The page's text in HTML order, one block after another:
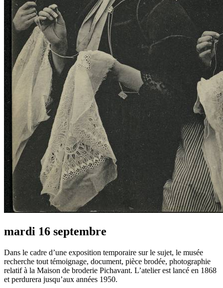
mardi 16 septembre
Dans le cadre d’une exposition temporaire sur le sujet, le musée
recherche tout témoignage, document, pièce brodée, photographie
relatif à la Maison de broderie Pichavant. L’atelier est lancé en 1868
et perdurera jusqu’aux années 1950.